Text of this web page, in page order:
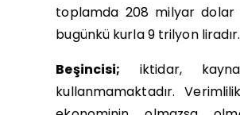
toplamda 208 milyar dolar
bugünkü kurla 9 trilyon liradır.
Beşincisi;iktidar,
kullanmamaktadır.